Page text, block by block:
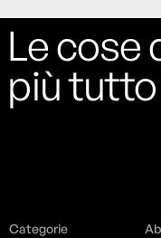
Le cose
più
Categorie